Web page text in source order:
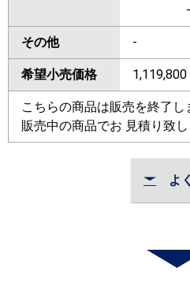
-
その他 -
希望小売価格 1,119,800
こちらの商品は販売を終了し
販売中の商品でお 見積り致し
よ